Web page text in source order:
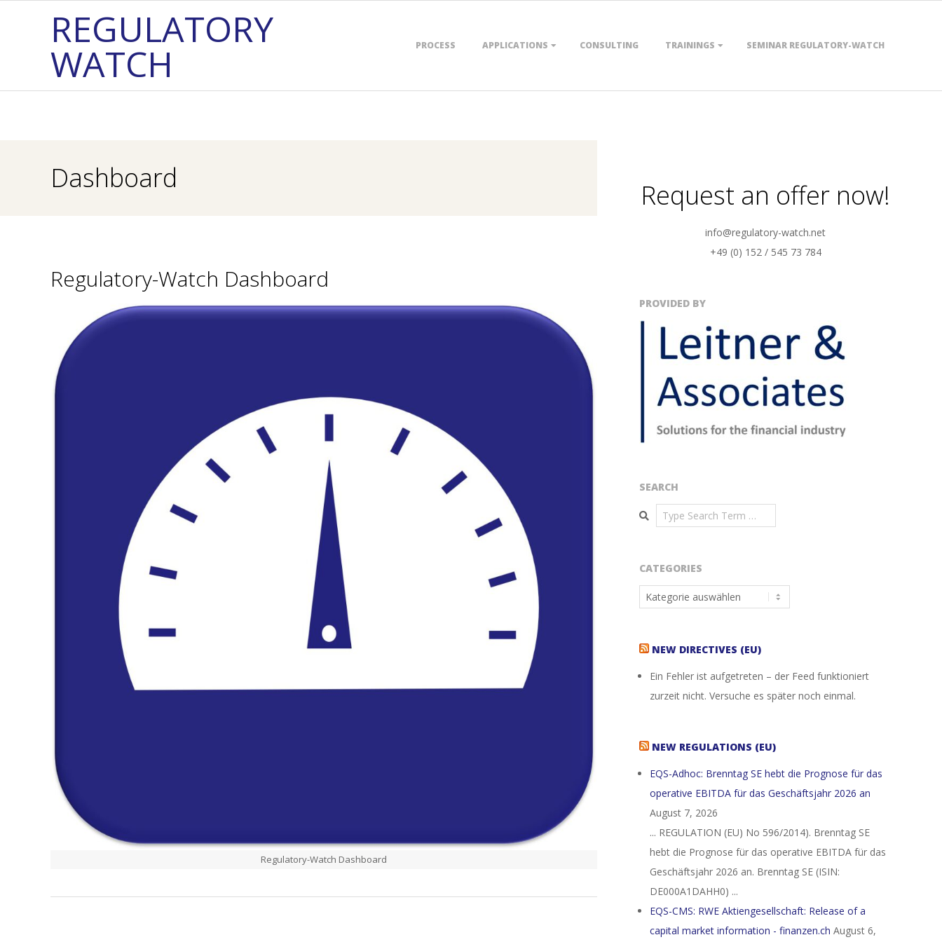
REGULATORY
WATCH PROCESS APPLICATIONS CONSULTING TRAININGS SEMINAR REGULATORY-WATCH
Dashboard
Regulatory-Watch Dashboard
Regulatory-Watch Dashboard
Request an offer now!
info@regulatory-watch.net
+49 (0) 152 / 545 73 784
PROVIDED BY
SEARCH
Search
CATEGORIES
Categories
NEW DIRECTIVES (EU)
Ein Fehler ist aufgetreten – der Feed funktioniert
zurzeit nicht. Versuche es später noch einmal.
NEW REGULATIONS (EU)
EQS-Adhoc: Brenntag SE hebt die Prognose für das
operative EBITDA für das Geschäftsjahr 2026 an
August 7, 2026
... REGULATION (EU) No 596/2014). Brenntag SE
hebt die Prognose für das operative EBITDA für das
Geschäftsjahr 2026 an. Brenntag SE (ISIN:
DE000A1DAHH0) ...
EQS-CMS: RWE Aktiengesellschaft: Release of a
capital market information - finanzen.ch August 6,